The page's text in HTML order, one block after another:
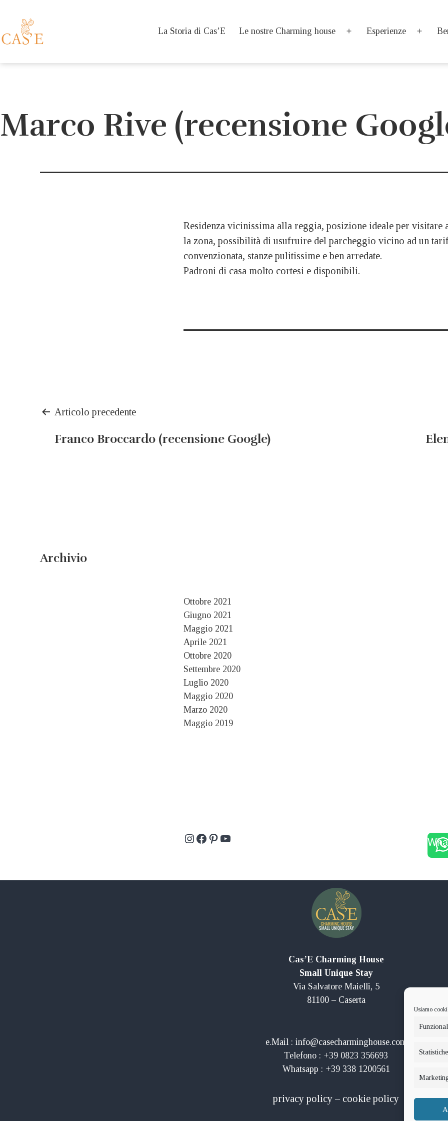
Usiamo
Statistiche
contenuto
Charming
Caserta
La Storia di Cas’E Le nostre Charming house Esperienze
Apri
Marco Rive (recensione
Residenza vicinissima alla reggia, posizione ideale per visitare
la zona, possibilità di usufruire del parcheggio vicino ad un
convenzionata, stanze pulitissime e ben arredate.
Padroni di casa molto cortesi e disponibili.
Navigazione
articoli
Articolo precedente
Franco Broccardo (recensione Google)
Archivio
Ottobre 2021
Giugno 2021
Maggio 2021
Aprile 2021
Ottobre 2020
Settembre 2020
Luglio 2020
Maggio 2020
Marzo 2020
Maggio 2019
Instagram
Facebook
Pinterest
YouTube
Cas’E Charming House
Small Unique Stay
Via Salvatore Maielli, 5
81100 – Caserta
e.Mail : info@casecharminghouse.com
Telefono : +39 0823 356693
Whatsapp : +39 338 1200561
privacy policy – cookie policy